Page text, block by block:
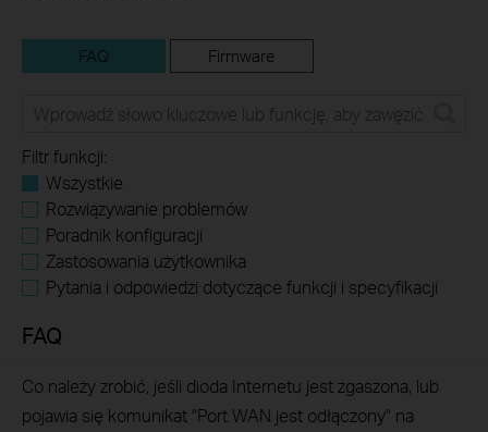
FAQ Firmware
Filtr funkcji:
Wszystkie
Rozwiązywanie problemów
Poradnik konfiguracji
Zastosowania użytkownika
Pytania i odpowiedzi dotyczące funkcji i specyfikacji
FAQ
Co należy zrobić, jeśli dioda Internetu jest zgaszona, lub
pojawia się komunikat "Port WAN jest odłączony" na